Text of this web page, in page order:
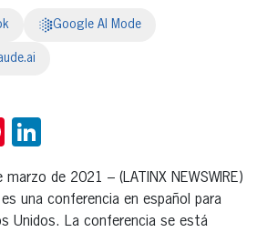
Google AI Mode
Pinterest
marzo de 2021 – (LATINX NEWSWIRE)
una conferencia en español para
Unidos. La conferencia se está